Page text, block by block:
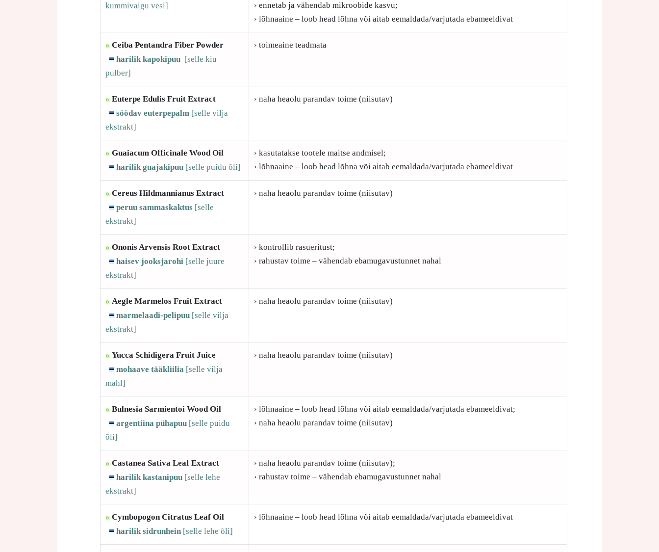
kummivaigu vesi]
› ennetab ja vähendab mikroobide kasvu;
› lõhnaaine – loob head lõhna või aitab eemaldada/varjutada ebameeldivat
» Ceiba Pentandra Fiber Powder
harilik kapokipuu [selle kiu
pulber]
› toimeaine teadmata
» Euterpe Edulis Fruit Extract
söödav euterpepalm [selle vilja
ekstrakt]
› naha heaolu parandav toime (niisutav)
» Guaiacum Officinale Wood Oil
harilik guajakipuu [selle puidu õli]
› kasutatakse tootele maitse andmisel;
› lõhnaaine – loob head lõhna või aitab eemaldada/varjutada ebameeldivat
» Cereus Hildmannianus Extract
peruu sammaskaktus [selle
ekstrakt]
› naha heaolu parandav toime (niisutav)
» Ononis Arvensis Root Extract
haisev jooksjarohi [selle juure
ekstrakt]
› kontrollib rasueritust;
› rahustav toime – vähendab ebamugavustunnet nahal
» Aegle Marmelos Fruit Extract
marmelaadi-pelipuu [selle vilja
ekstrakt]
› naha heaolu parandav toime (niisutav)
» Yucca Schidigera Fruit Juice
mohaave tääkliilia [selle vilja
mahl]
› naha heaolu parandav toime (niisutav)
» Bulnesia Sarmientoi Wood Oil
argentiina pühapuu [selle puidu
õli]
› lõhnaaine – loob head lõhna või aitab eemaldada/varjutada ebameeldivat;
› naha heaolu parandav toime (niisutav)
» Castanea Sativa Leaf Extract
harilik kastanipuu [selle lehe
ekstrakt]
› naha heaolu parandav toime (niisutav);
› rahustav toime – vähendab ebamugavustunnet nahal
» Cymbopogon Citratus Leaf Oil
harilik sidrunhein [selle lehe õli]
› lõhnaaine – loob head lõhna või aitab eemaldada/varjutada ebameeldivat